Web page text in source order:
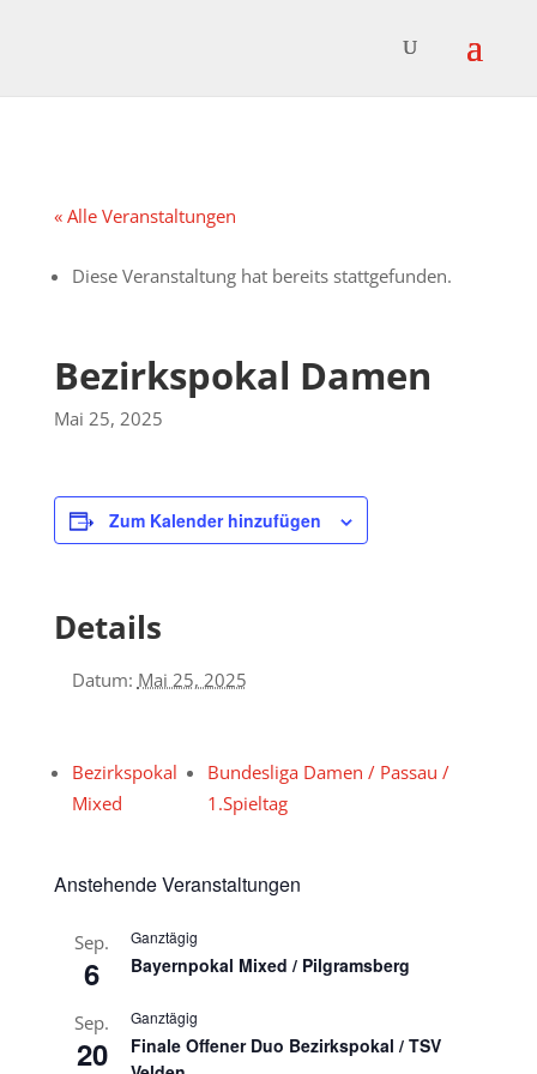
« Alle Veranstaltungen
Diese Veranstaltung hat bereits stattgefunden.
Bezirkspokal Damen
Mai 25, 2025
Zum Kalender hinzufügen
Details
Datum: Mai 25, 2025
Bezirkspokal
Mixed
Bundesliga Damen / Passau /
1.Spieltag
Anstehende Veranstaltungen
Sep.
6
Ganztägig
Bayernpokal Mixed / Pilgramsberg
Sep.
20
Ganztägig
Finale Offener Duo Bezirkspokal / TSV